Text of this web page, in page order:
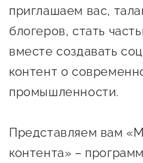
Меры
Консультационная
Образовательная
приглашаем вас,
блогеров, стать
вместе создавать
контент о
промышленности.
Представляем вам
контента» –